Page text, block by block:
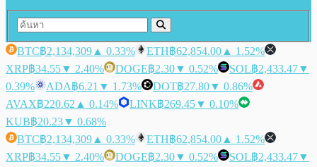
BTC฿2,134,309 ▲ 0.33% ETH฿62,854.00 ▲ 1.52%
XRP฿34.55▼ 2.40% DOGE฿2.30▼ 0.52% SOL฿2,433.47▼
0.39%
ADA฿6.21 ▼ 1.73% DOT฿27.80▼ 0.86%
AVAX฿220.62 ▲ 0.14% LINK฿269.45▼ 0.10%
KUB฿20.23▼ 0.68%
BTC฿2,134,309 ▲ 0.33% ETH฿62,854.00 ▲ 1.52%
XRP฿34.55▼ 2.40% DOGE฿2.30▼ 0.52% SOL฿2,433.47▼